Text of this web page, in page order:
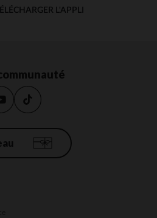
L'APPLI